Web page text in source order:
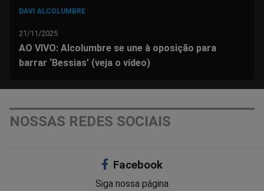
DAVI ALCOLUMBRE
21/11/2025
AO VIVO: Alcolumbre se une à oposição para
barrar ‘Bessias’ (veja o vídeo)
NOSSAS REDES SOCIAIS
Facebook
Siga nossa página